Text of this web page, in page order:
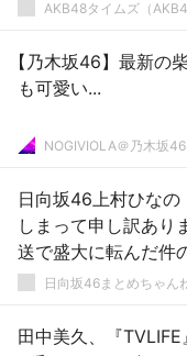
AKB48タイムズ（
【乃木坂46】最新の
も可愛い...
NOGIVIOLA＠乃木坂
日向坂46上村ひなの
しまって申し訳あり
送で盛大に転んだ件
告！日向坂46まとめちゃん
田中美久、『TVLIFE